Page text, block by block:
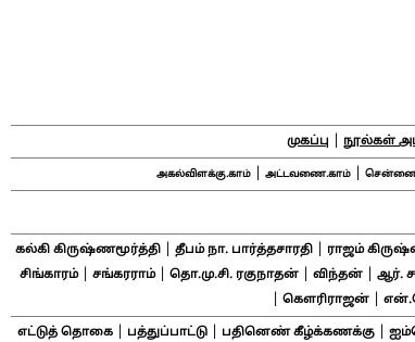
முகப்பு நூல்கள்
அகல்விளக்கு.காம்| அட்டவணை.காம்|
கல்கி கிருஷ்ணமூர்த்தி தீபம் நா. பார்த்தசாரதி ராஜம்
சிங்காரம்| சங்கரராம்| தொ.மு.சி. ரகுநாதன்| விந்தன்| ஆர்.
கௌரிராஜன்
எட்டுத் தொகை| பத்துப்பாட்டு| பதினெண் கீழ்க்கணக்கு|